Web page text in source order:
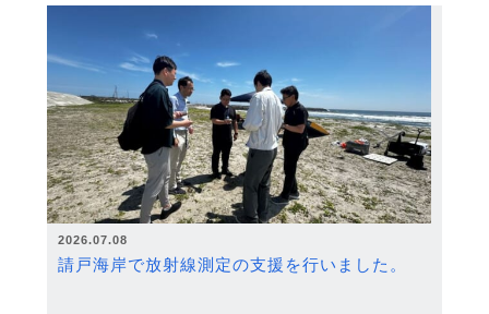
2026.07.08
請戸海岸で放射線測定の支援を行いました。